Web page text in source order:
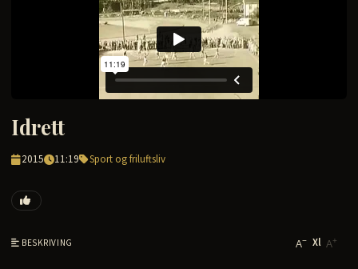
Idrett
2015 11:19 Sport og friluftsliv
BESKRIVING A− Xl A+